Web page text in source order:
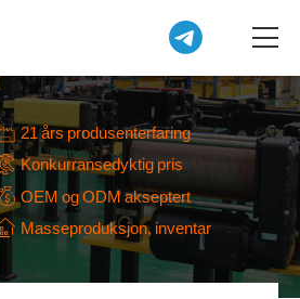
21 års produsenterfaring
Konkurransedyktig pris
OEM og ODM akseptert
Masseproduksjon, inventar